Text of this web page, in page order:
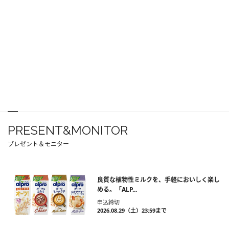
PRESENT&MONITOR
プレゼント＆モニター
良質な植物性ミルクを、手軽においしく楽し
める。「ALP...
申込締切
2026.08.29（土）23:59まで